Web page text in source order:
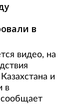
в
видео, на
и
в